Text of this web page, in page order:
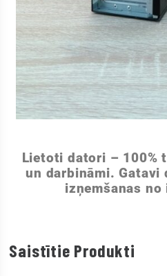
Lietoti datori – 100%
un darbināmi. Gatavi
izņemšanas no
Saistītie Produkti